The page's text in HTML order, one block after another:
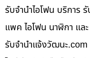
รับจำนำไอโฟน บริการ
แพค ไอโฟน นาฬิกา แล
รับจํานําแจ้งวัฒนะ.com